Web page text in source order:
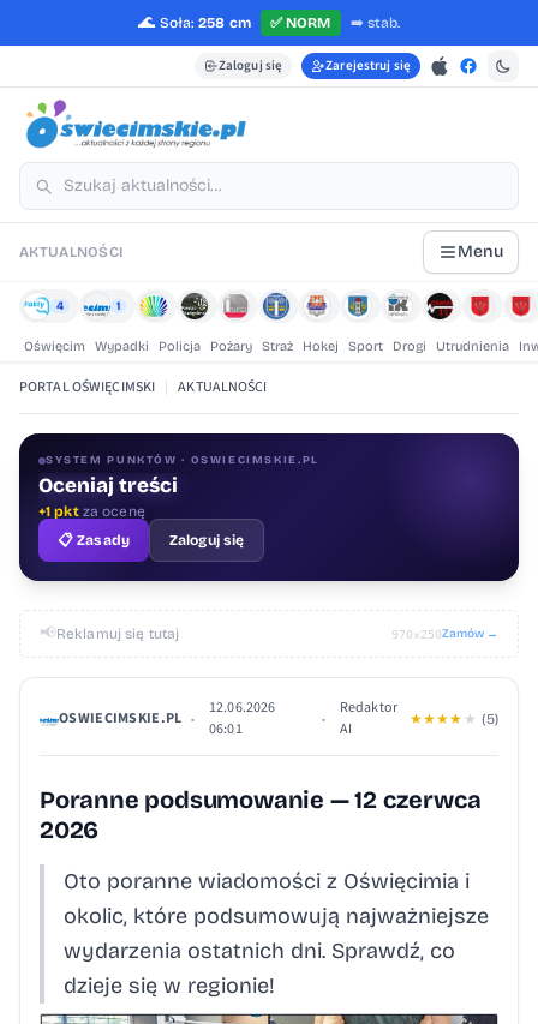
🌊 Soła: 258 cm ✅NORM ➡️ stab.
Zaloguj się Zarejestruj się
AKTUALNOŚCI Menu
4 1
Oświęcim Wypadki Policja Pożary Straż Hokej Sport Drogi Utrudnienia
PORTAL OŚWIĘCIMSKI | AKTUALNOŚCI
SYSTEM PUNKTÓW · OSWIECIMSKIE.PL
Oceniaj treści
+1 pktza ocenę
📋 Zasady
Zaloguj się
📢Reklamuj się tutaj 970×250Zamów →
OSWIECIMSKIE.PL •
12.06.2026
06:01
•
Redaktor
AI
★★★★ ★ (5)
Poranne podsumowanie — 12 czerwca
2026
Oto poranne wiadomości z Oświęcimia i
okolic, które podsumowują najważniejsze
wydarzenia ostatnich dni. Sprawdź, co
dzieje się w regionie!